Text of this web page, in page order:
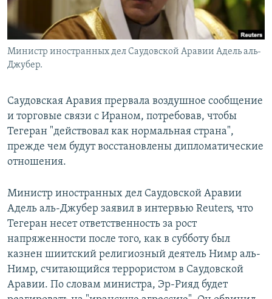
Министр иностранных дел Саудовской Аравии Адель аль-
Джубер.
Саудовская Аравия прервала воздушное сообщение
и торговые связи с Ираном, потребовав, чтобы
Тегеран "действовал как нормальная страна",
прежде чем будут восстановлены дипломатические
отношения.
Министр иностранных дел Саудовской Аравии
Адель аль-Джубер заявил в интервью Reuters, что
Тегеран несет ответственность за рост
напряженности после того, как в субботу был
казнен шиитский религиозный деятель Нимр аль-
Нимр, считающийся террористом в Саудовской
Аравии. По словам министра, Эр-Рияд будет